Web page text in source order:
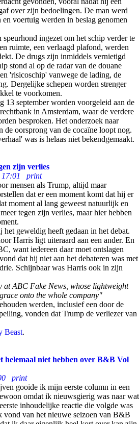
over zijn bedoelingen. De man werd
en voertuig werden in beslag genomen
ingezet om het schip verder te
ruimte, een verlaagd plafond, werden
De drugs zijn inmiddels vernietigd
stond al op de radar van de douane
'risicoschip' vanwege de lading, de
Dergelijke schepen worden strenger
te voorkomen.
13 september worden voorgeleid aan de
in Amsterdam, waar de verdere
besproken. Het onderzoek naar
de oorsprong van de cocaïne loopt nog.
was is helaas niet bekendgemaakt.
zijn verlies
print
mensen als Trump, altijd maar
dat er een moment komt dat hij er
moment al lang geweest natuurlijk en
tegen zijn verlies, maar hier hebben
geweldig heeft gedaan in het debat.
Harris ligt uiteraard aan een ander. En
want iedereen daar moet ontslagen
dat hij niet aan het debateren was met
Schijnbaar was Harris ook in zijn
at ABC Fake News, whose lightweight
onto the whole company"
werden, inclusief een door de
vonden dat Trump de verliezer van
Beast.
helemaal niet hebben over B&B Vol
print
gooide ik mijn eerste column in een
omdat ik nieuwsgierig was naar wat
inhoudelijke reactie die volgde was
vond van het nieuwe seizoen van B&B